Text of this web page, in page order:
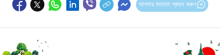
আপনার মতামত প্রদান করুন